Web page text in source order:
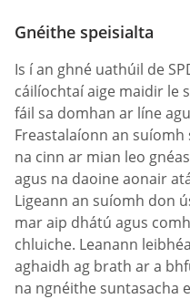
Gnéithe speisialta
Is í an ghné uathúil de
cáilíochtaí aige maidir le
fáil sa domhan ar líne
Freastalaíonn an
na cinn ar mian leo
agus na daoine aonair
Ligeann an suíomh don
mar aip dhátú agus
chluiche. Leanann
aghaidh ag brath ar a
na ngnéithe suntasacha